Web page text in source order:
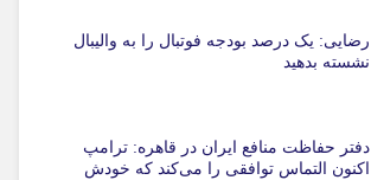
رضایی: یک درصد بودجه فوتبال را به والیبال
نشسته بدهید
دفتر حفاظت منافع ایران در قاهره: ترامپ
اکنون التماس توافقی را می‌کند که خودش